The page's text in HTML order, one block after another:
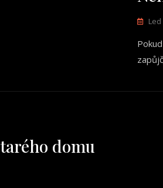
Led
domu